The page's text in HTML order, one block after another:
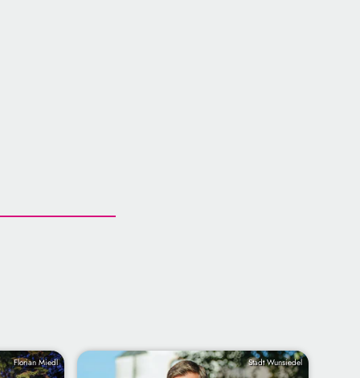
Florian Miedl Stadt Wunsiedel